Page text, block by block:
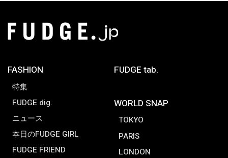
FASHION
特集
FUDGE dig.
ニュース
本日のFUDGE GIRL
FUDGE FRIEND
FUDGE tab.
WORLD SNAP
TOKYO
PARIS
LONDON